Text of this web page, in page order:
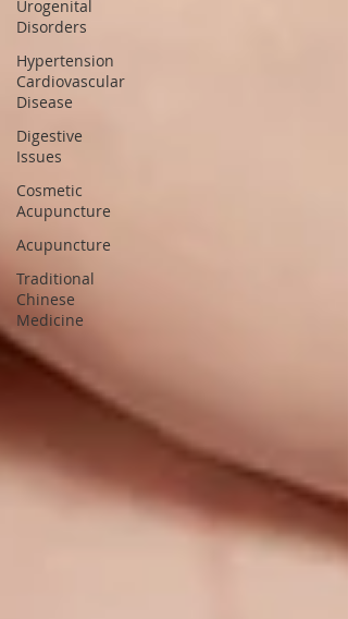
Urogenital
Disorders
Hypertension
Cardiovascular
Disease
Digestive
Issues
Cosmetic
Acupuncture
Acupuncture
Traditional
Chinese
Medicine